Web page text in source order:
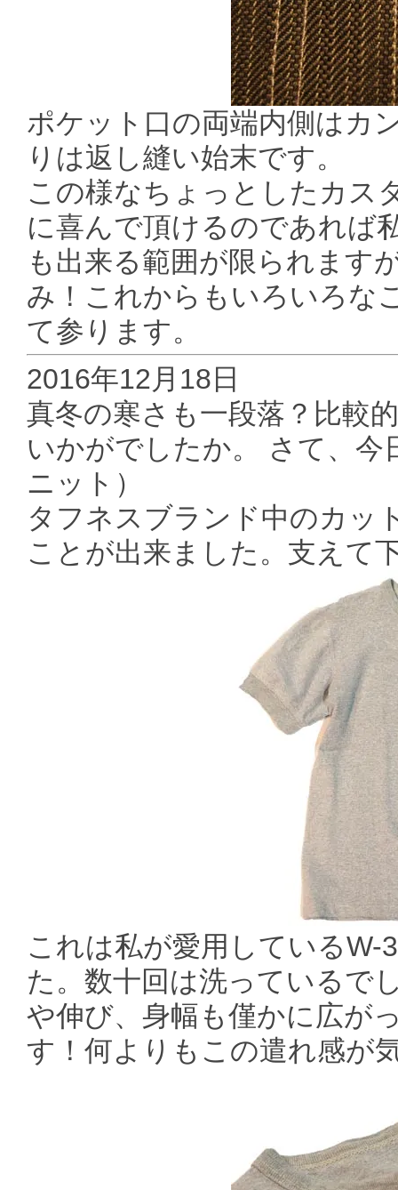
ポケット口の両端内側はカ
りは返し縫い始末です。
この様なちょっとしたカス
に喜んで頂けるのであれば
も出来る範囲が限られます
み！これからもいろいろな
て参ります。
2016年12月18日
真冬の寒さも一段落？比較
いかがでしたか。 さて、今
ニット）
タフネスブランド中のカッ
ことが出来ました。支えて
これは私が愛用しているW-
た。数十回は洗っているで
や伸び、身幅も僅かに広が
す！何よりもこの遣れ感が